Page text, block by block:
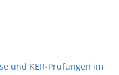
und KER-Prüfungen im